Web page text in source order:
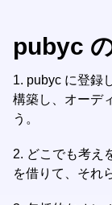
pubyc
1. pubyc に登録
構築し、オーデ
う。
2. どこでも考え
を借りて、それ